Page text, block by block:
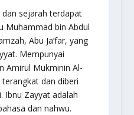
sejarah terdapat
Muhammad bin Abdul
Abu Ja’far, yang
Mempunyai
Amirul Mukminin Al-
dan diberi
Ibnu Zayyat adalah
dan nahwu.